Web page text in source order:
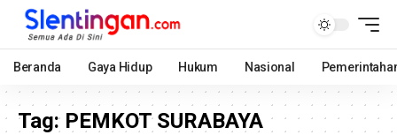
Beranda Gaya Hidup Hukum Nasional
Tag: PEMKOT SURABAYA